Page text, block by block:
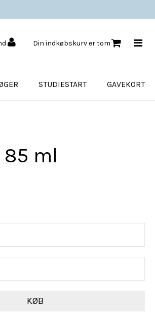
Din indkøbskurv er tom
STUDIESTART GAVEKORT
85 ml
KØB